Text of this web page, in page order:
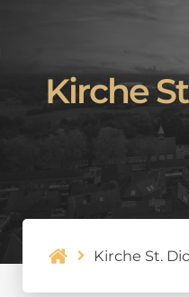
Kirche
Kirche St.